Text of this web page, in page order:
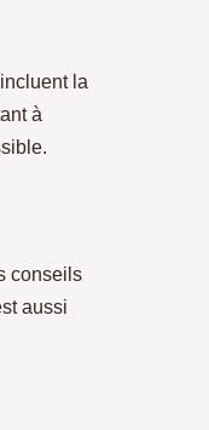
la
à
conseils
aussi